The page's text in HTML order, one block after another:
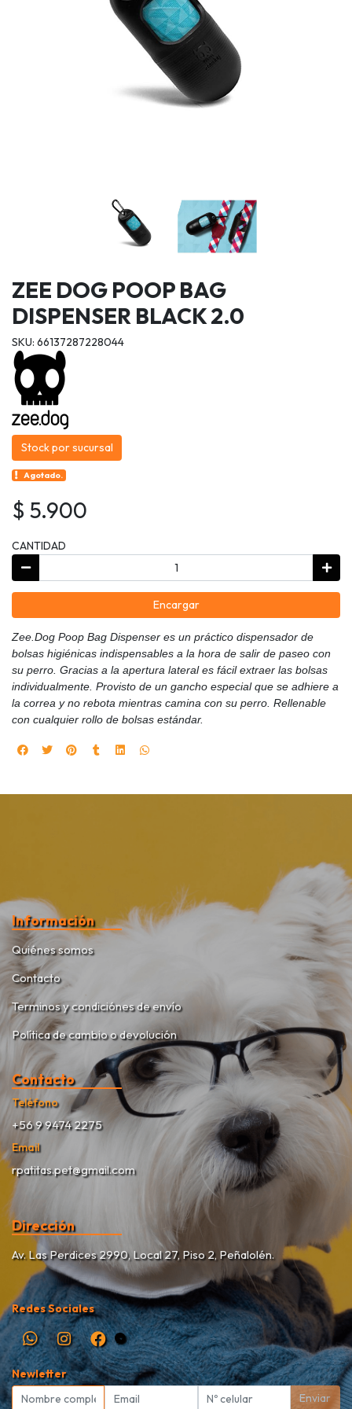
ZEE DOG POOP BAG
DISPENSER BLACK 2.0
SKU: 66137287228044
Stock por sucursal
Agotado.
$ 5.900
CANTIDAD
Encargar
Zee.Dog Poop Bag Dispenser es un práctico dispensador de
bolsas higiénicas indispensables a la hora de salir de paseo con
su perro. Gracias a la apertura lateral es fácil extraer las bolsas
individualmente. Provisto de un gancho especial que se adhiere a
la correa y no rebota mientras camina con su perro. Rellenable
con cualquier rollo de bolsas estándar.
Información
Quiénes somos
Contacto
Terminos y condiciónes de envío
Política de cambio o devolución
Contacto
Teléfono
+56 9 9474 2275
Email
rpatitas.pet@gmail.com
Dirección
Av. Las Perdices 2990, Local 27, Piso 2, Peñalolén.
Redes Sociales
Newletter
Enviar